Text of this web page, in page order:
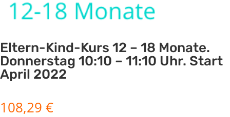
Eltern-Kind-Kurs 12 – 18 Monate.
Donnerstag 10:10 – 11:10 Uhr. Start
April 2022
108,29 €